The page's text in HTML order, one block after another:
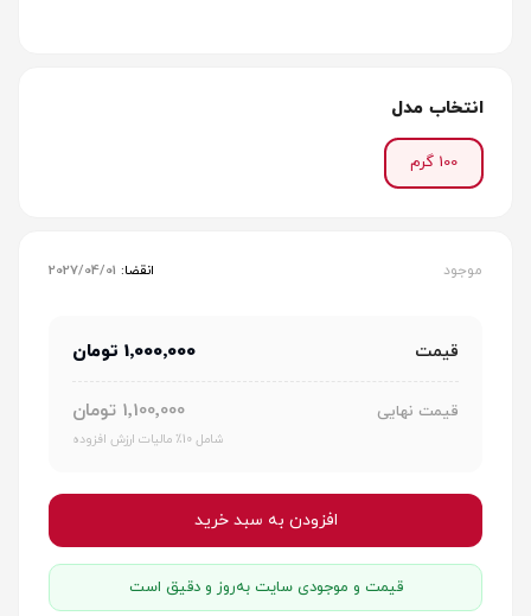
انتخاب مدل
100 گرم
موجود انقضا: 2027/04/01
قیمت 1٬000٬000 تومان
قیمت نهایی 1٬100٬000 تومان
شامل 10٪ مالیات ارزش افزوده
افزودن به سبد خرید
قیمت و موجودی سایت به‌روز و دقیق است